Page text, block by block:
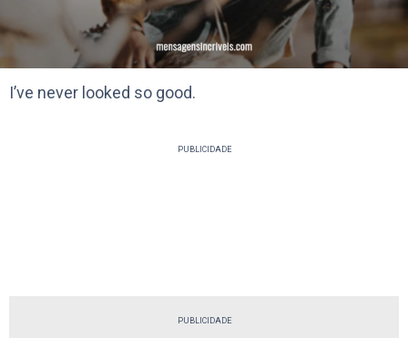
I’ve never looked so good.
PUBLICIDADE
PUBLICIDADE